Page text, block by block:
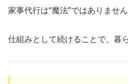
家事代行は“魔法”ではありません
仕組みとして続けることで、暮